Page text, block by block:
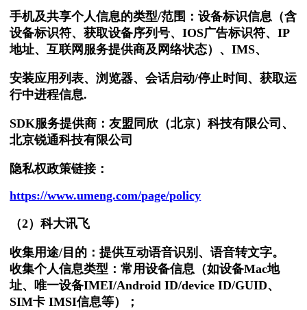
手机及共享个人信息的类型/范围：设备标识信息（含
设备标识符、获取设备序列号、IOS广告标识符、IP
地址、互联网服务提供商及网络状态）、IMS、
安装应用列表、浏览器、会话启动/停止时间、获取运
行中进程信息.
SDK服务提供商：友盟同欣（北京）科技有限公司、
北京锐通科技有限公司
隐私权政策链接：
https://www.umeng.com/page/policy
（2）科大讯飞
收集用途/目的：提供互动语音识别、语音转文字。
收集个人信息类型：常用设备信息（如设备Mac地
址、唯一设备IMEI/Android ID/device ID/GUID、
SIM卡 IMSI信息等）；